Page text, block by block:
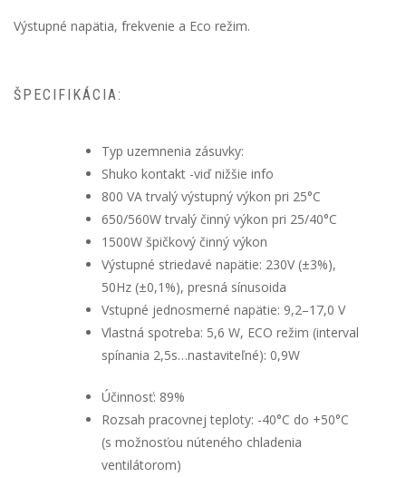
Výstupné napätia, frekvenie a Eco režim.
ŠPECIFIKÁCIA:
Typ uzemnenia zásuvky:
Shuko kontakt -viď nižšie info
800 VA trvalý výstupný výkon pri 25°C
650/560W trvalý činný výkon pri 25/40°C
1500W špičkový činný výkon
Výstupné striedavé napätie: 230V (±3%),
50Hz (±0,1%), presná sínusoida
Vstupné jednosmerné napätie: 9,2–17,0 V
Vlastná spotreba: 5,6 W, ECO režim (interval
spínania 2,5s…nastaviteľné): 0,9W
Účinnosť: 89%
Rozsah pracovnej teploty: -40°C do +50°C
(s možnosťou núteného chladenia
ventilátorom)